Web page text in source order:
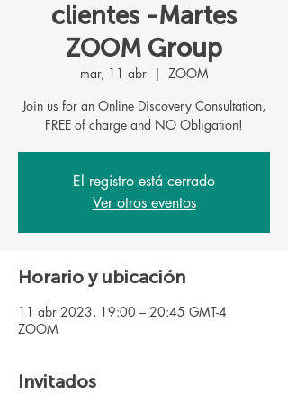
clientes -Martes
ZOOM Group
mar, 11 abr
  |
ZOOM
Join us for an Online Discovery Consultation,
FREE of charge and NO Obligation!
El registro está cerrado
Ver otros eventos
Horario y ubicación
11 abr 2023, 19:00 – 20:45 GMT-4
ZOOM
Invitados